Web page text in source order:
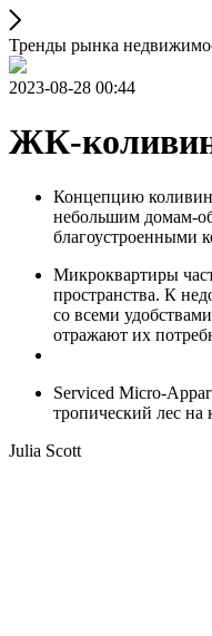
Тренды рынка
2023-08-28 00:44
ЖК-
Концепцию
небольшим домам-
благоустроенными
Микроквартиры
пространства. К
со всеми
отражают их
Serviced Micro-
тропический лес на
Julia Scott